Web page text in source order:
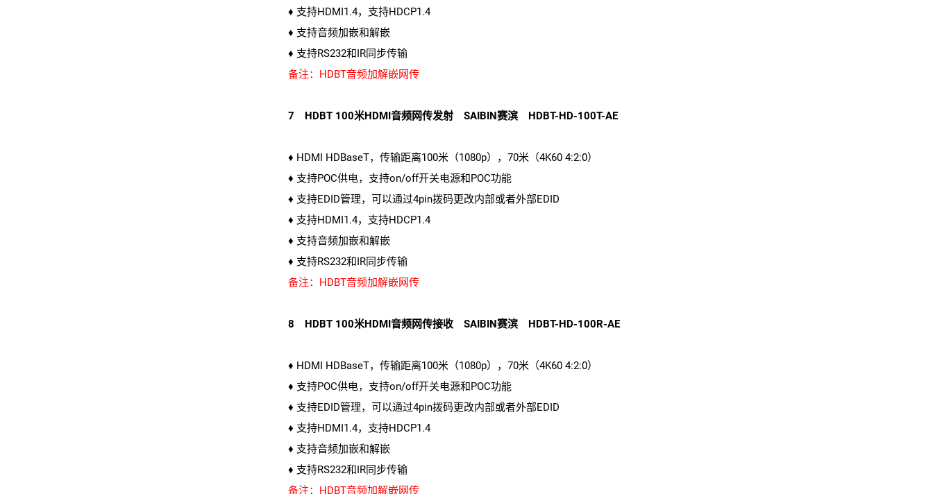
♦ 支持HDMI1.4，支持HDCP1.4
♦ 支持音频加嵌和解嵌
♦ 支持RS232和IR同步传输
备注：HDBT音频加解嵌网传
7 HDBT 100米HDMI音频网传发射 SAIBIN赛滨 HDBT-HD-100T-AE
♦ HDMI HDBaseT，传输距离100米（1080p），70米（4K60 4:2:0）
♦ 支持POC供电，支持on/off开关电源和POC功能
♦ 支持EDID管理，可以通过4pin拨码更改内部或者外部EDID
♦ 支持HDMI1.4，支持HDCP1.4
♦ 支持音频加嵌和解嵌
♦ 支持RS232和IR同步传输
备注：HDBT音频加解嵌网传
8 HDBT 100米HDMI音频网传接收 SAIBIN赛滨 HDBT-HD-100R-AE
♦ HDMI HDBaseT，传输距离100米（1080p），70米（4K60 4:2:0）
♦ 支持POC供电，支持on/off开关电源和POC功能
♦ 支持EDID管理，可以通过4pin拨码更改内部或者外部EDID
♦ 支持HDMI1.4，支持HDCP1.4
♦ 支持音频加嵌和解嵌
♦ 支持RS232和IR同步传输
备注：HDBT音频加解嵌网传